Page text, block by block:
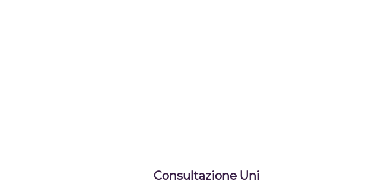
Consultazione Uni